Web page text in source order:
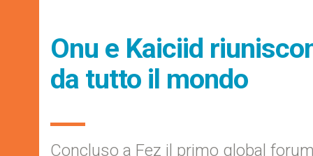
Onu e Kaiciid
da tutto il mondo
Concluso a Fez il primo global